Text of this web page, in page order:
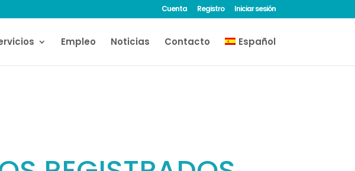
Cuenta Registro Iniciar sesión
Empleo Noticias Contacto Español